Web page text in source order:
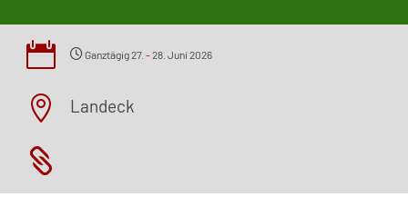
 Ganztägig27. -28. Juni 2026
 Landeck
